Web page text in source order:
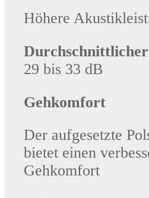
Höhere
29 bis 33 dB
Gehkomfort
Der aufgesetzte
bietet einen
Gehkomfort